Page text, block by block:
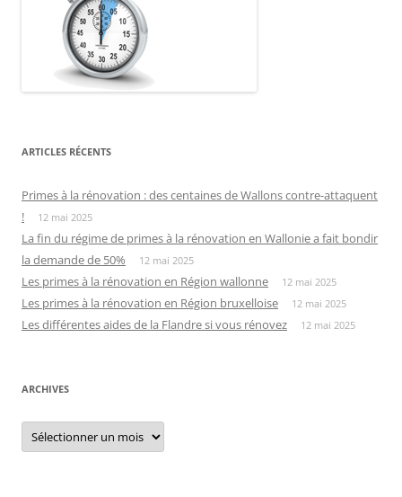
ARTICLES RÉCENTS
Primes à la rénovation : des centaines de Wallons contre-attaquent
!
12 mai 2025
La fin du régime de primes à la rénovation en Wallonie a fait bondir
la demande de 50%
12 mai 2025
Les primes à la rénovation en Région wallonne 12 mai 2025
Les primes à la rénovation en Région bruxelloise 12 mai 2025
Les différentes aides de la Flandre si vous rénovez 12 mai 2025
ARCHIVES
Archives